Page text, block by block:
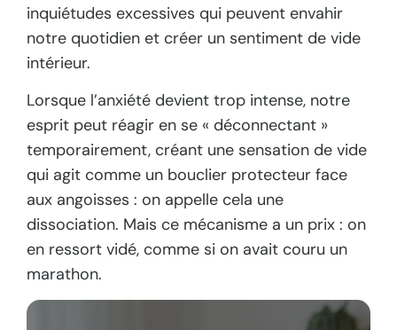
inquiétudes excessives qui peuvent envahir
notre quotidien et créer un sentiment de vide
intérieur.
Lorsque l’anxiété devient trop intense, notre
esprit peut réagir en se « déconnectant »
temporairement, créant une sensation de vide
qui agit comme un bouclier protecteur face
aux angoisses : on appelle cela une
dissociation. Mais ce mécanisme a un prix : on
en ressort vidé, comme si on avait couru un
marathon.